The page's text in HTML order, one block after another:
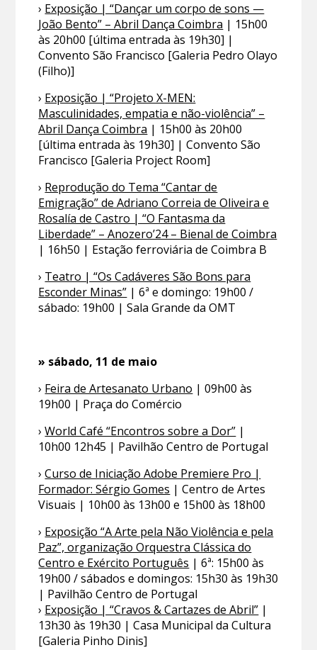
› Exposição | “Dançar um corpo de sons —
João Bento” – Abril Dança Coimbra | 15h00
às 20h00 [última entrada às 19h30] |
Convento São Francisco [Galeria Pedro Olayo
(Filho)]
› Exposição | “Projeto X-MEN:
Masculinidades, empatia e não-violência” –
Abril Dança Coimbra | 15h00 às 20h00
[última entrada às 19h30] | Convento São
Francisco [Galeria Project Room]
› Reprodução do Tema “Cantar de
Emigração” de Adriano Correia de Oliveira e
Rosalía de Castro | “O Fantasma da
Liberdade” – Anozero’24 – Bienal de Coimbra
| 16h50 | Estação ferroviária de Coimbra B
› Teatro | “Os Cadáveres São Bons para
Esconder Minas” | 6ª e domingo: 19h00 /
sábado: 19h00 | Sala Grande da OMT
» sábado, 11 de maio
› Feira de Artesanato Urbano | 09h00 às
19h00 | Praça do Comércio
›World Café “Encontros sobre a Dor” |
10h00 12h45 | Pavilhão Centro de Portugal
›Curso de Iniciação Adobe Premiere Pro |
Formador: Sérgio Gomes | Centro de Artes
Visuais | 10h00 às 13h00 e 15h00 às 18h00
› Exposição “A Arte pela Não Violência e pela
Paz”, organização Orquestra Clássica do
Centro e Exército Português | 6ª: 15h00 às
19h00 / sábados e domingos: 15h30 às 19h30
| Pavilhão Centro de Portugal
› Exposição | “Cravos & Cartazes de Abril” |
13h30 às 19h30 | Casa Municipal da Cultura
[Galeria Pinho Dinis]